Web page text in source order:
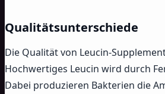
Qualitätsunterschiede
Die Qualität von Leucin-
Hochwertiges Leucin wird durch
Dabei produzieren Bakterien die